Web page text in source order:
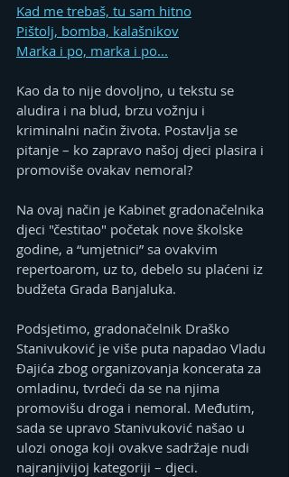
Kad me trebaš, tu sam hitno
Pištolj, bomba, kalašnikov
Marka i po, marka i po...
Kao da to nije dovoljno, u tekstu se
aludira i na blud, brzu vožnju i
kriminalni način života. Postavlja se
pitanje – ko zapravo našoj djeci plasira i
promoviše ovakav nemoral?
Na ovaj način je Kabinet gradonačelnika
djeci "čestitao" početak nove školske
godine, a “umjetnici” sa ovakvim
repertoarom, uz to, debelo su plaćeni iz
budžeta Grada Banjaluka.
Podsjetimo, gradonačelnik Draško
Stanivuković je više puta napadao Vladu
Đajića zbog organizovanja koncerata za
omladinu, tvrdeći da se na njima
promovišu droga i nemoral. Međutim,
sada se upravo Stanivuković našao u
ulozi onoga koji ovakve sadržaje nudi
najranjivijoj kategoriji – djeci.